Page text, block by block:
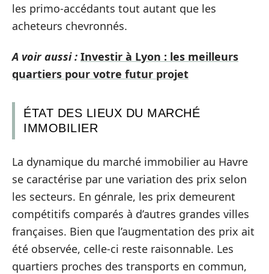
les primo-accédants tout autant que les
acheteurs chevronnés.
A voir aussi : Investir à Lyon : les meilleurs
quartiers pour votre futur projet
ÉTAT DES LIEUX DU MARCHÉ
IMMOBILIER
La dynamique du marché immobilier au Havre
se caractérise par une variation des prix selon
les secteurs. En génrale, les prix demeurent
compétitifs comparés à d’autres grandes villes
françaises. Bien que l’augmentation des prix ait
été observée, celle-ci reste raisonnable. Les
quartiers proches des transports en commun,